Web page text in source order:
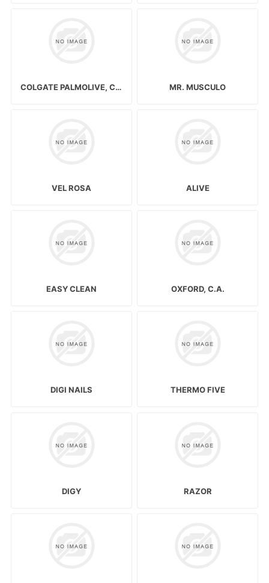
COLGATE PALMOLIVE, C.A. MR. MUSCULO
VEL ROSA ALIVE
EASY CLEAN OXFORD, C.A.
DIGI NAILS THERMO FIVE
DIGY RAZOR